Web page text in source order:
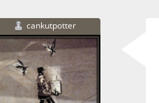
cankutpotter